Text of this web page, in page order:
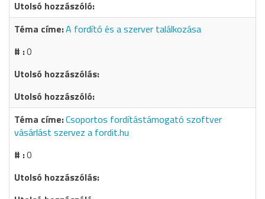
A fordító és a szerver találkozása
0
Csoportos fordítástámogató szoftver
vásárlást szervez a fordit.hu
0